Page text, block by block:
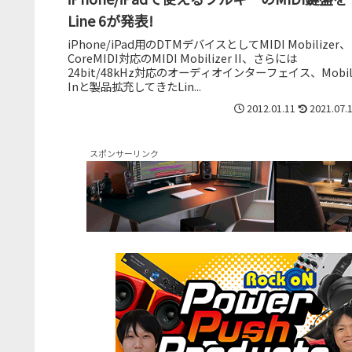
Line 6が発表!
iPhone/iPad用のDTMデバイスとしてMIDI Mobilizer、
CoreMIDI対応のMIDI Mobilizer II、さらには
24bit/48kHz対応のオーディオインターフェイス、
Inと製品拡充してきたLin...
2012.01.11
スポンサーリンク